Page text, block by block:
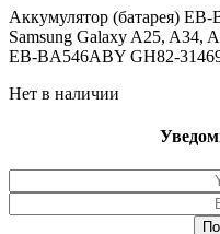
составляла
3,348.00₽.
Аккумулятор (батарея)
Samsung Galaxy A25, A34,
EB-BA546ABY GH82-
Нет в наличии